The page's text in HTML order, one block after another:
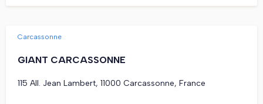
Carcassonne
GIANT CARCASSONNE
115 All. Jean Lambert, 11000 Carcassonne, France